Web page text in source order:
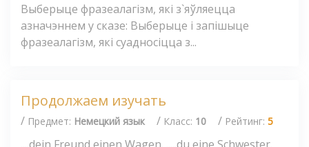
Выберыце фразеалагізм, які з`яўляецца
азначэннем у сказе: Выберыце і запішыце
фразеалагізм, які суадносіцца з...
Продолжаем изучать
/ Предмет: Немецкий язык / Класс: 10 / Рейтинг: 5